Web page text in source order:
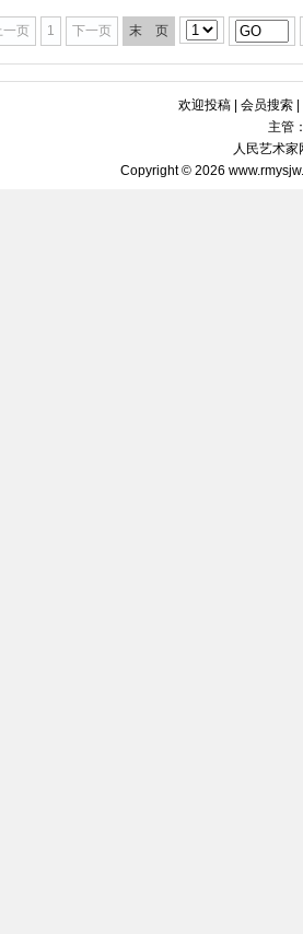
一页 1 下一页 末 页
欢迎投稿 会员搜索
主管
人民艺术
Copyright © 2026